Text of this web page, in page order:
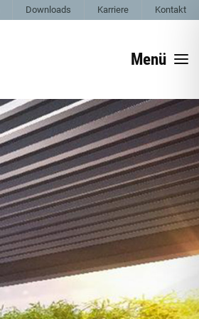
Downloads Karriere Kontakt
Menü